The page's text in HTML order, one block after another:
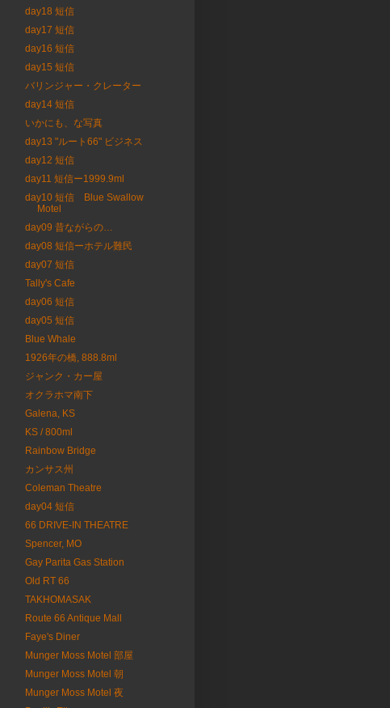
day18 短信
day17 短信
day16 短信
day15 短信
バリンジャー・クレーター
day14 短信
いかにも、な写真
day13 "ルート66" ビジネス
day12 短信
day11 短信ー1999.9ml
day10 短信 Blue Swallow
Motel
day09 昔ながらの…
day08 短信ーホテル難民
day07 短信
Tally's Cafe
day06 短信
day05 短信
Blue Whale
1926年の橋, 888.8ml
ジャンク・カー屋
オクラホマ南下
Galena, KS
KS / 800ml
Rainbow Bridge
カンサス州
Coleman Theatre
day04 短信
66 DRIVE-IN THEATRE
Spencer, MO
Gay Parita Gas Station
Old RT 66
TAKHOMASAK
Route 66 Antique Mall
Faye's Diner
Munger Moss Motel 部屋
Munger Moss Motel 朝
Munger Moss Motel 夜